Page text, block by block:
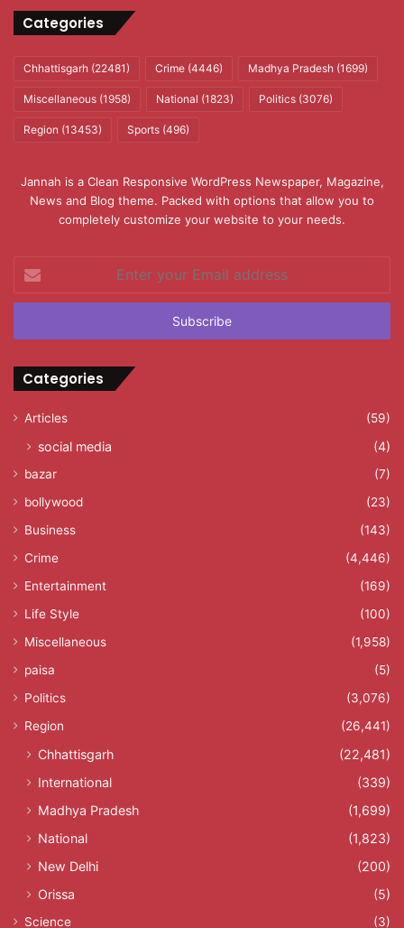
Categories
Chhattisgarh (22481) Crime (4446) Madhya Pradesh (1699)
Miscellaneous (1958) National (1823) Politics (3076)
Region (13453) Sports (496)
Jannah is a Clean Responsive WordPress Newspaper, Magazine,
News and Blog theme. Packed with options that allow you to
completely customize your website to your needs.
your
Email
Categories
Articles (59)
social media (4)
bazar
(7)
bollywood
(23)
Business
(143)
Crime
(4,446)
Entertainment
(169)
Life Style
(100)
Miscellaneous
(1,958)
paisa
(5)
Politics
(3,076)
Region
(26,441)
Chhattisgarh
(22,481)
International
(339)
Madhya Pradesh
(1,699)
National
(1,823)
New Delhi
(200)
Orissa
(5)
Science (3)